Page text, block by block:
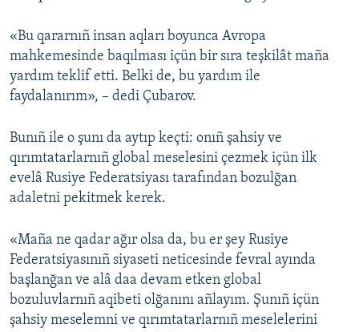
«Bu qararnıñ insan aqları boyunca Avropa
mahkemesinde baqılması içün bir sıra teşkilât maña
yardım teklif etti. Belki de, bu yardım ile
faydalanırım», – dedi Çubarov.
Bunıñ ile o şunı da aytıp keçti: onıñ şahsiy ve
qırımtatarlarnıñ global meselesini çezmek içün ilk
evelâ Rusiye Federatsiyası tarafından bozulğan
adaletni pekitmek kerek.
«Maña ne qadar ağır olsa da, bu er şey Rusiye
Federatsiyasınıñ siyaseti neticesinde fevral ayında
başlanğan ve alâ daa devam etken global
bozuluvlarnıñ aqibeti olğanını añlayım. Şunıñ içün
şahsiy meselemni ve qırımtatarlarnıñ meselelerini